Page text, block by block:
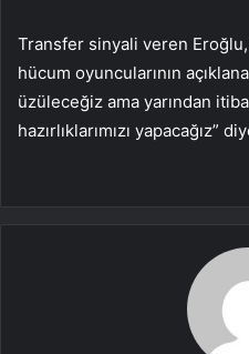
Transfer sinyali veren
hücum oyuncularının
üzüleceğiz ama yarından
hazırlıklarımızı yapacağız”